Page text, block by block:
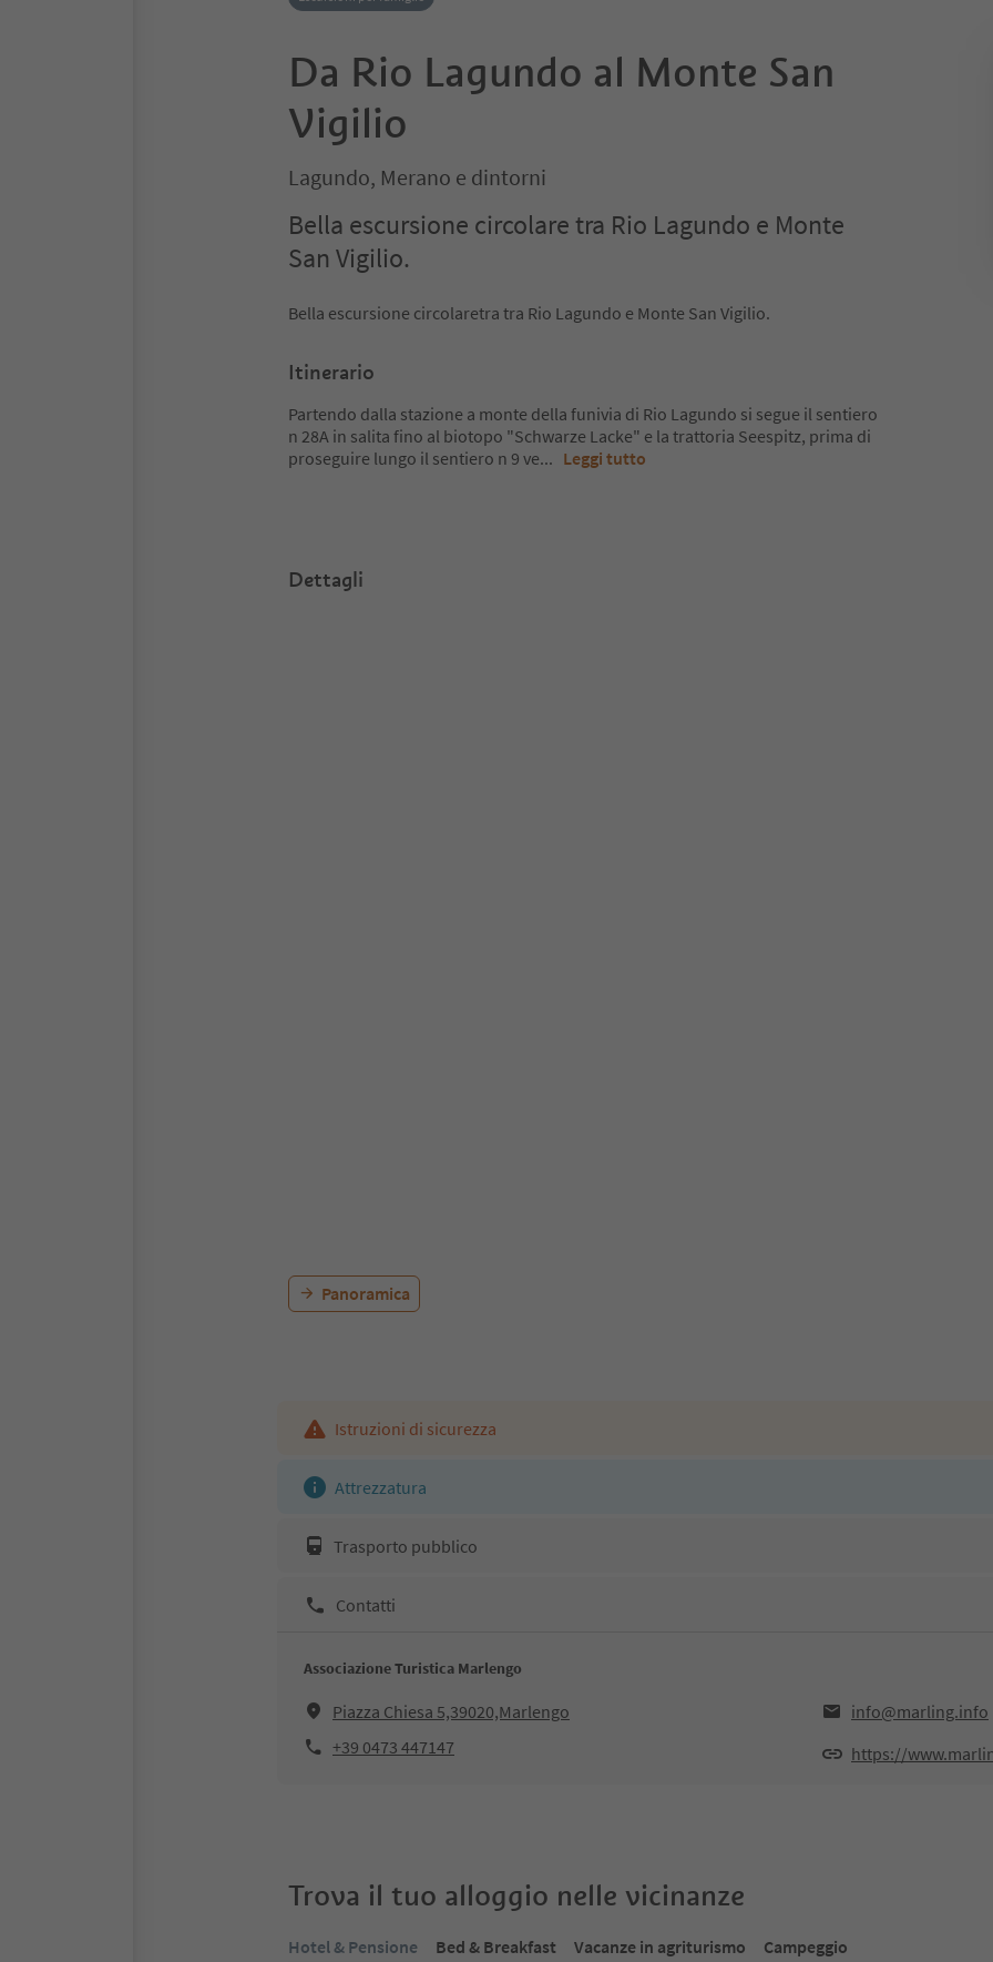
Da Rio Lagundo al Monte San
Vigilio
Lagundo, Merano e dintorni
Bella escursione circolare tra Rio Lagundo e Monte
San Vigilio.
Bella escursione circolaretra tra Rio Lagundo e Monte San Vigilio.
Itinerario
Partendo dalla stazione a monte della funivia di Rio Lagundo si segue il sentiero
n 28A in salita fino al biotopo "Schwarze Lacke" e la trattoria Seespitz, prima di
proseguire lungo il sentiero n 9 ve... Leggi tutto
Dettagli
Panoramica
Istruzioni di sicurezza
Attrezzatura
Trasporto pubblico
Contatti
Associazione Turistica Marlengo
Piazza Chiesa 5,39020,Marlengo
info@marling.info
+39 0473 447147
https://
Trova il tuo alloggio nelle vicinanze
Hotel & Pensione Bed & Breakfast Vacanze in agriturismo Campeggio